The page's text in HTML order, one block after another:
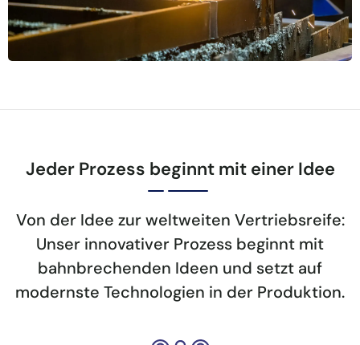
Jeder Prozess beginnt mit einer Idee
Von der Idee zur weltweiten Vertriebsreife:
Unser innovativer Prozess beginnt mit
bahnbrechenden Ideen und setzt auf
modernste Technologien in der Produktion.